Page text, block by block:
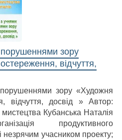
зору
відчуття,
зору «Художня
відчуття, досвід » Автор:
Кубанська Наталія
продуктивного
незрячим учасником проекту;